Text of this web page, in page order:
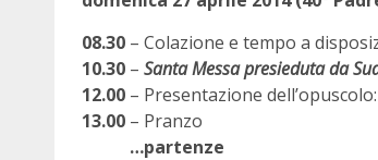
08.30 – Colazione e tempo a
10.30 – Santa Messa presieduta da
12.00 – Presentazione dell’opuscolo:
13.00 – Pranzo
…partenze